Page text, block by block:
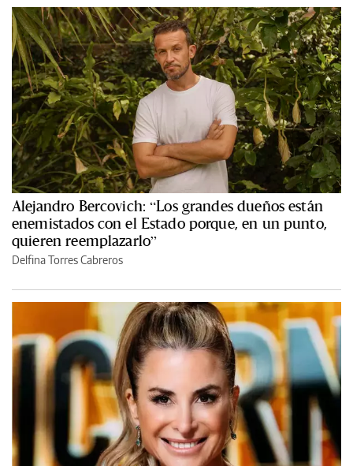
Alejandro Bercovich: “Los grandes dueños están
enemistados con el Estado porque, en un punto,
quieren reemplazarlo”
Delfina Torres Cabreros